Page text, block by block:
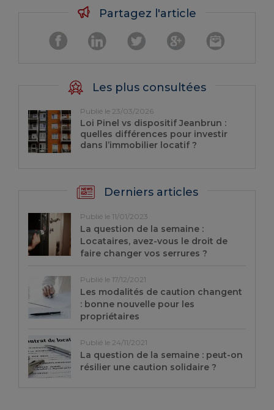
Partagez l'article
Les plus consultées
Publié le 23/03/2026
Loi Pinel vs dispositif Jeanbrun :
quelles différences pour investir
dans l’immobilier locatif ?
Derniers articles
Publié le 11/01/2023
La question de la semaine :
Locataires, avez-vous le droit de
faire changer vos serrures ?
Publié le 17/12/2021
Les modalités de caution changent
: bonne nouvelle pour les
propriétaires
Publié le 24/11/2021
La question de la semaine : peut-on
résilier une caution solidaire ?